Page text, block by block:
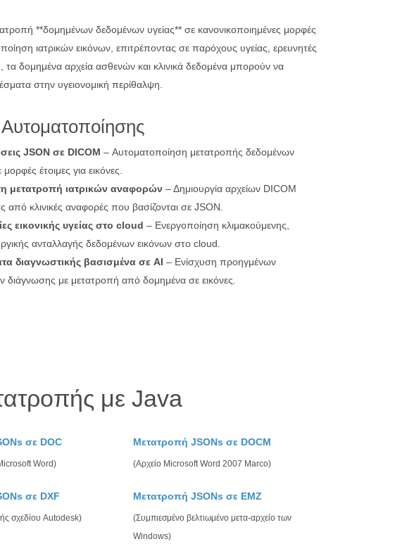
**δομημένων δεδομένων υγείας** σε κανονικοποιημένες μορφές
ιατρικών εικόνων, επιτρέποντας σε παρόχους υγείας, ερευνητές
δομημένα αρχεία ασθενών και κλινικά δεδομένα μπορούν να
στην υγειονομική περίθαλψη.
JSON σε DICOM – Αυτοματοποίηση μετατροπής δεδομένων
μορφές έτοιμες για εικόνες.
μετατροπή ιατρικών αναφορών – Δημιουργία αρχείων DICOM
από κλινικές αναφορές που βασίζονται σε JSON.
εικονικής υγείας στο cloud – Ενεργοποίηση κλιμακούμενης,
ανταλλαγής δεδομένων εικόνων στο cloud.
διαγνωστικής βασισμένα σε AI – Ενίσχυση προηγμένων
διάγνωσης με μετατροπή από δομημένα σε εικόνες.
με Java
σε DOC
Word)
Μετατροπή JSONs σε DOCM
(Αρχείο Microsoft Word 2007 Marco)
σε DXF
σχεδίου Autodesk)
Μετατροπή JSONs σε EMZ
(Συμπιεσμένο βελτιωμένο μετα-αρχείο των
Windows)